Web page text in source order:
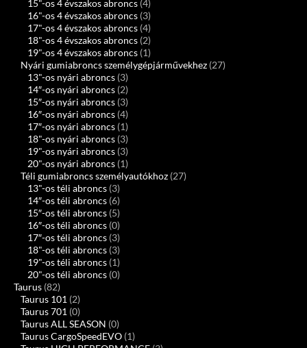
15"-os 4 évszakos abroncs (4)
16"-os 4 évszakos abroncs (3)
17"-os 4 évszakos abroncs (4)
18"-os 4 évszakos abroncs (2)
19"-os 4 évszakos abroncs (1)
Nyári gumiabroncs személygépjárművekhez (27)
13"-os nyári abroncs (3)
14″-os nyári abroncs (2)
15″-os nyári abroncs (3)
16″-os nyári abroncs (4)
17″-os nyári abroncs (1)
18"-os nyári abroncs (3)
19"-os nyári abroncs (3)
20"-os nyári abroncs (1)
Téli gumiabroncs személyautókhoz (27)
13"-os téli abroncs (3)
14″-os téli abroncs (6)
15″-os téli abroncs (5)
16″-os téli abroncs (0)
17″-os téli abroncs (3)
18"-os téli abroncs (3)
19"-os téli abroncs (1)
20"-os téli abroncs (0)
Taurus (82)
Taurus 101 (2)
Taurus 701 (0)
Taurus ALL SEASON (0)
Taurus CargoSpeedEVO (1)